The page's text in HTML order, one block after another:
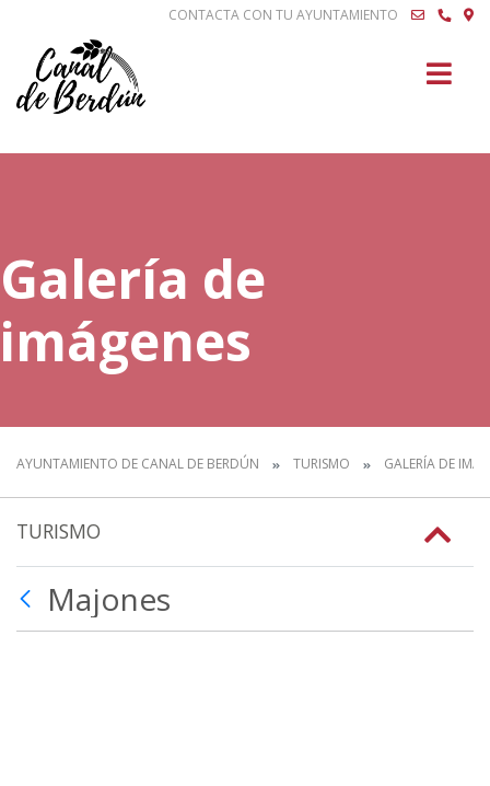
CONTACTA CON TU AYUNTAMIENTO
Galería de
imágenes
AYUNTAMIENTO DE CANAL DE BERDÚN TURISMO GALERÍA DE
TURISMO
Majones